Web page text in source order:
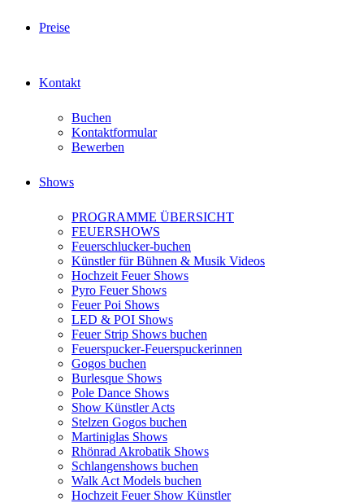
Preise
Kontakt
Buchen
Kontaktformular
Bewerben
Shows
PROGRAMME ÜBERSICHT
FEUERSHOWS
Feuerschlucker-buchen
Künstler für Bühnen & Musik Videos
Hochzeit Feuer Shows
Pyro Feuer Shows
Feuer Poi Shows
LED & POI Shows
Feuer Strip Shows buchen
Feuerspucker-Feuerspuckerinnen
Gogos buchen
Burlesque Shows
Pole Dance Shows
Show Künstler Acts
Stelzen Gogos buchen
Martiniglas Shows
Rhönrad Akrobatik Shows
Schlangenshows buchen
Walk Act Models buchen
Hochzeit Feuer Show Künstler